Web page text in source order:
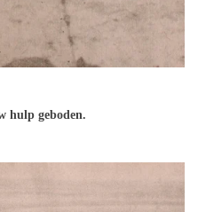
hulp geboden.